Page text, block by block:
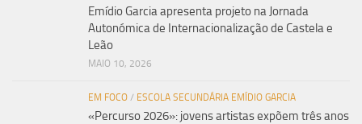
Emídio Garcia apresenta projeto na Jornada
Autonómica de Internacionalização de Castela e
Leão
MAIO 10, 2026
EM FOCO / ESCOLA SECUNDÁRIA EMÍDIO GARCIA
«Percurso 2026»: jovens artistas expõem três anos